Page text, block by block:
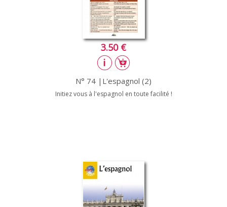
3.50 €
N° 74 |L'espagnol (2)
Initiez vous à l'espagnol en toute facilité !